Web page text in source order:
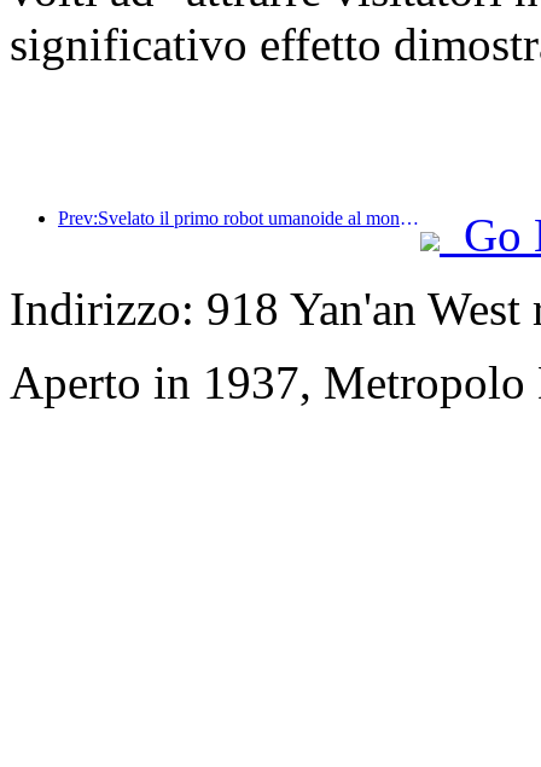
significativo effetto
Prev:Svelato il primo robot umanoide al mondo specializzato nei servizi di ristorazione multi-scenario.
Go
Indirizzo: 918 Yan'an
Aperto in 1937, Metropolo